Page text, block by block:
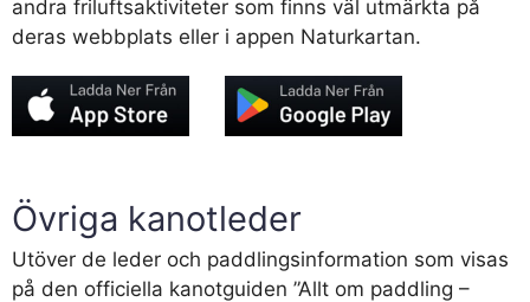
andra friluftsaktiviteter som finns väl utmärkta på
deras webbplats eller i appen Naturkartan.
Övriga kanotleder
Utöver de leder och paddlingsinformation som visas
på den officiella kanotguiden ”Allt om paddling –